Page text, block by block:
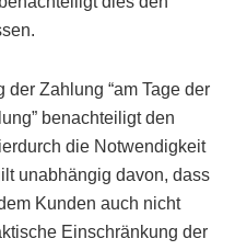
Zahlung “am Tage der
benachteiligt den
die Notwendigkeit
unabhängig davon, dass
Kunden auch nicht
Einschränkung der